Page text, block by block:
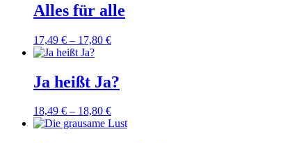
Alles für alle
17,49 € – 17,80 €
Ja heißt Ja?
18,49 € – 18,80 €